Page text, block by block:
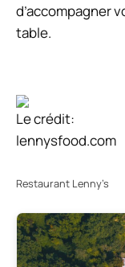
d’accompagner
table.
Le crédit:
lennysfood.com
Restaurant Lenny’s